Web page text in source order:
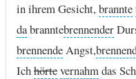
inihremGesicht,brannte
dabranntebrennender
brennendeAngst,
Ichhörtevernahmdas